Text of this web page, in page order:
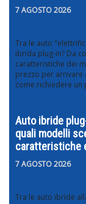
7 AGOSTO 2026
Tra le auto
ibrida plug-in? Da
caratteristiche dei
prezzo per arrivare
come richiedere un
Auto ibride
quali modelli
caratteristiche
7 AGOSTO 2026
Tra le auto ibride